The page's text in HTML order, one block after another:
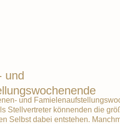
und
und
Stellvertreter könnenden die
Selbst dabei entstehen.